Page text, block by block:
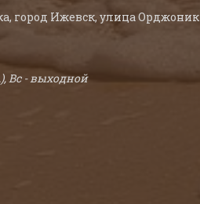
город Ижевск, улица
Вс - выходной